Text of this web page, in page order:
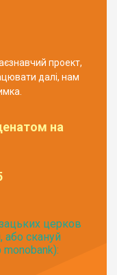
проект,
далі, нам
на
церков
або скануй
monobank):